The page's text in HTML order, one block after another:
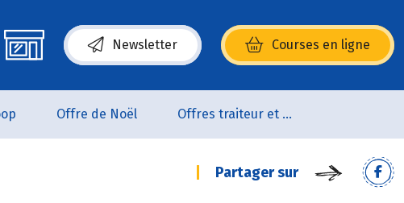
Newsletter Courses en ligne
(s’ouvre dans une nouvelle fenêtre)
Offre de Noël Offres traiteur et pâtisserie
Partager sur